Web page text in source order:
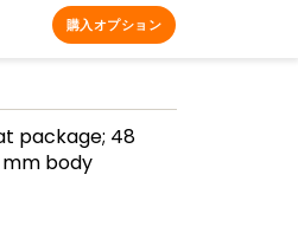
購入オプション
package; 48
mm body